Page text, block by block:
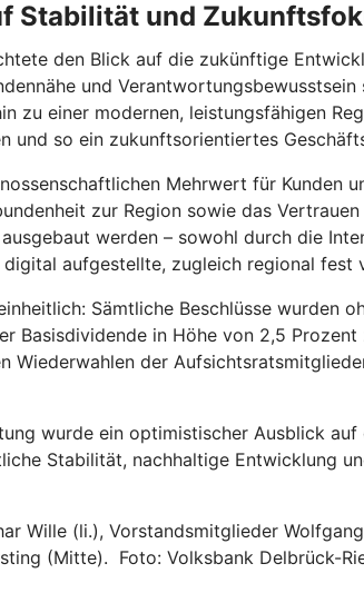
Stabilität und
den Blick auf die zukünftige
und
zu einer modernen, leistungsfähigen
und so ein zukunftsorientiertes
Mehrwert für
zur Region sowie das
werden – sowohl durch die
aufgestellte, zugleich regional fest
Sämtliche Beschlüsse wurden
Basisdividende in Höhe von 2,5
Wiederwahlen der
wurde ein optimistischer Ausblick
Stabilität, nachhaltige Entwicklung
Wille (li.), Vorstandsmitglieder
(Mitte). Foto: Volksbank Delbrück-